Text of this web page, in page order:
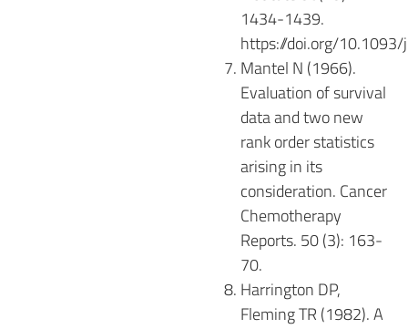
1434-1439.
https://doi.org/
Mantel N (1966).
Evaluation of survival
data and two new
rank order statistics
arising in its
consideration. Cancer
Chemotherapy
Reports. 50 (3): 163-
70.
Harrington DP,
Fleming TR (1982). A